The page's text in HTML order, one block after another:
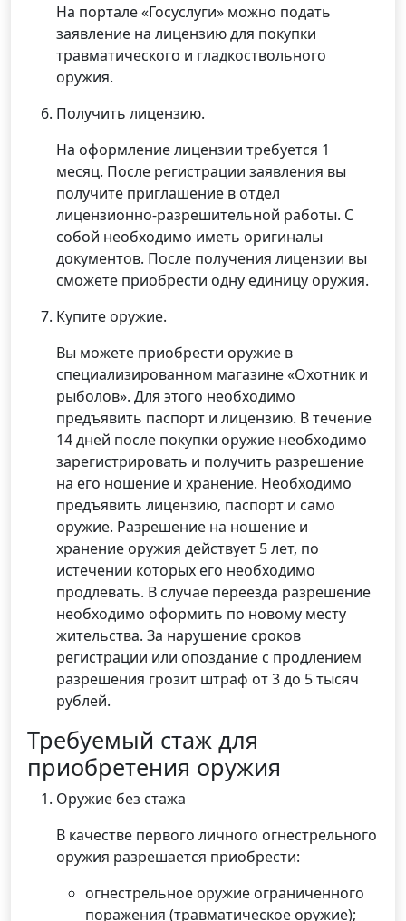
На портале «Госуслуги» можно подать
заявление на лицензию для покупки
травматического и гладкоствольного
оружия.
Получить лицензию.
На оформление лицензии требуется 1
месяц. После регистрации заявления вы
получите приглашение в отдел
лицензионно-разрешительной работы. С
собой необходимо иметь оригиналы
документов. После получения лицензии вы
сможете приобрести одну единицу оружия.
Купите оружие.
Вы можете приобрести оружие в
специализированном магазине «Охотник и
рыболов». Для этого необходимо
предъявить паспорт и лицензию. В течение
14 дней после покупки оружие необходимо
зарегистрировать и получить разрешение
на его ношение и хранение. Необходимо
предъявить лицензию, паспорт и само
оружие. Разрешение на ношение и
хранение оружия действует 5 лет, по
истечении которых его необходимо
продлевать. В случае переезда разрешение
необходимо оформить по новому месту
жительства. За нарушение сроков
регистрации или опоздание с продлением
разрешения грозит штраф от 3 до 5 тысяч
рублей.
Требуемый стаж для
приобретения оружия
Оружие без стажа
В качестве первого личного огнестрельного
оружия разрешается приобрести:
огнестрельное оружие ограниченного
поражения (травматическое оружие);